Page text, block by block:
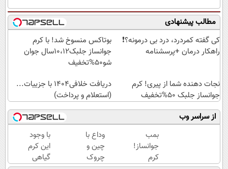
مطالب پیشنهادی
کی گفته کمردرد، درد بی درمونه؟❗
راهکار درمان +پرسشنامه
بوتاکس منسوخ شد! با کرم
جوانساز جلبک10،12سال جوان
شو50%تخفیف
نجات دهنده شما از پیری! کرم
جوانساز جلبک 50%تخفیف
دریافت خلافی۱۴۰۴ با جزییات...
(استعلام و پرداخت)
از سراسر وب
بمب
جوانساز!
کرم
وداع با
چین و
چروک
با وجود
این کرم
گیاهی